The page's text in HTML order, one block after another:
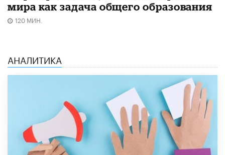
мира как задача общего образования
120 МИН.
АНАЛИТИКА